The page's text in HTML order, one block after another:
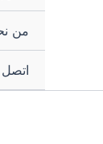
من
اتصل